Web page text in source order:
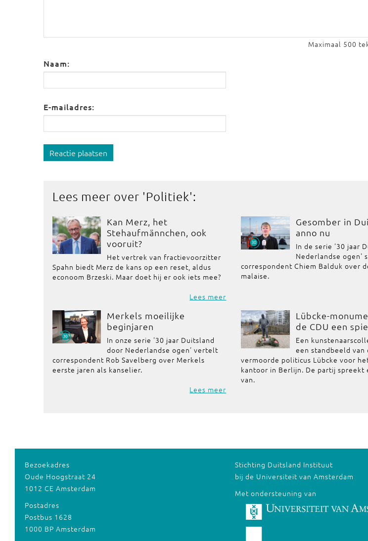
Maximaal 500
Naam:
E-mailadres:
Reactie plaatsen
Lees meer over 'Politiek':
Kan Merz, het
Stehaufmännchen, ook
vooruit?
Het vertrek van fractievoorzitter
Spahn biedt Merz de kans op een reset, aldus
econoom Brzeski. Maar doet hij er ook iets mee?
Lees meer
Gesomber in
anno nu
In de serie '30 jaar
Nederlandse ogen'
correspondent Chiem Balduk over
malaise.
Merkels moeilijke
beginjaren
In onze serie '30 jaar Duitsland
door Nederlandse ogen' vertelt
correspondent Rob Savelberg over Merkels
eerste jaren als kanselier.
Lees meer
Lübcke-
de CDU een
Een
een standbeeld van
vermoorde politicus Lübcke voor
kantoor in Berlijn. De partij spreekt
van.
Bezoekadres
Oude Hoogstraat 24
1012 CE Amsterdam
Postadres
Postbus 1628
1000 BP Amsterdam
Stichting Duitsland Instituut
bij de Universiteit van Amsterdam
Met ondersteuning van